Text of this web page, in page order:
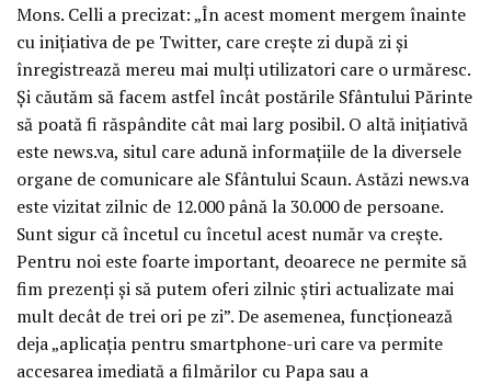
Mons. Celli a precizat: „În acest moment mergem înainte
cu iniţiativa de pe Twitter, care creşte zi după zi şi
înregistrează mereu mai mulţi utilizatori care o urmăresc.
Şi căutăm să facem astfel încât postările Sfântului Părinte
să poată fi răspândite cât mai larg posibil. O altă iniţiativă
este news.va, situl care adună informaţiile de la diversele
organe de comunicare ale Sfântului Scaun. Astăzi news.va
este vizitat zilnic de 12.000 până la 30.000 de persoane.
Sunt sigur că încetul cu încetul acest număr va creşte.
Pentru noi este foarte important, deoarece ne permite să
fim prezenţi şi să putem oferi zilnic ştiri actualizate mai
mult decât de trei ori pe zi”. De asemenea, funcţionează
deja „aplicaţia pentru smartphone-uri care va permite
accesarea imediată a filmărilor cu Papa sau a